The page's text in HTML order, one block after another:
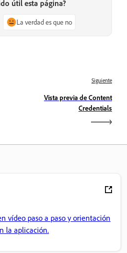
útil esta página?
La verdad es que no
Siguiente
Vista previa de Content
Credentials
vídeo paso a paso y orientación
la aplicación.